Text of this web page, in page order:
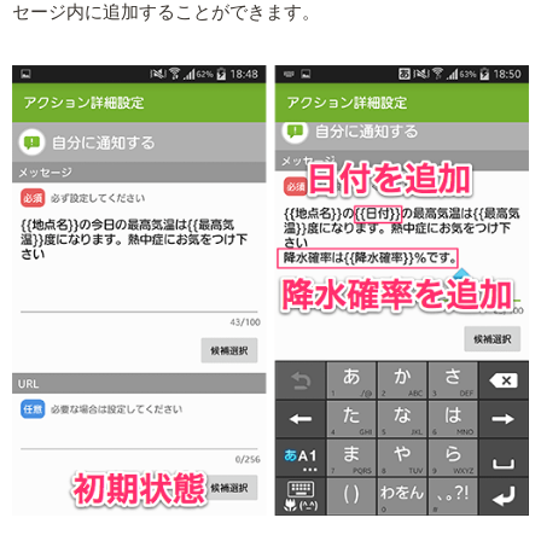
セージ内に追加することができます。